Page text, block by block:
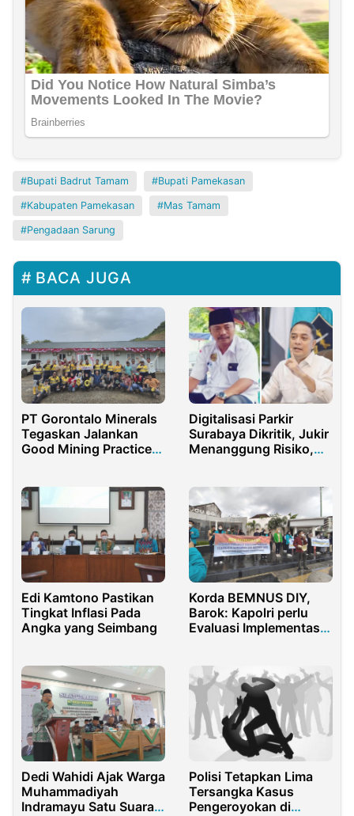
Bupati Badrut Tamam Bupati Pamekasan
Kabupaten Pamekasan Mas Tamam
Pengadaan Sarung
BACA JUGA
PT Gorontalo Minerals
Tegaskan Jalankan
Good Mining Practice
Digitalisasi Parkir
Surabaya Dikritik, Jukir
Menanggung Risiko,
Edi Kamtono Pastikan
Tingkat Inflasi Pada
Angka yang Seimbang
Korda BEMNUS DIY,
Barok: Kapolri perlu
Evaluasi Implementasi
Dedi Wahidi Ajak Warga
Muhammadiyah
Indramayu Satu Suara
Polisi Tetapkan Lima
Tersangka Kasus
Pengeroyokan di